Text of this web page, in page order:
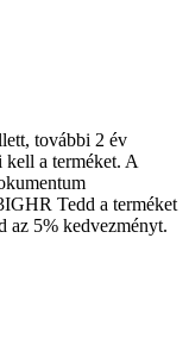
további 2 év
kell a terméket. A
Tedd a terméket
az 5% kedvezményt.